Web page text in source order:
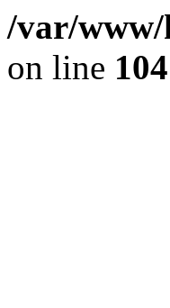
/var/www/
on line 104